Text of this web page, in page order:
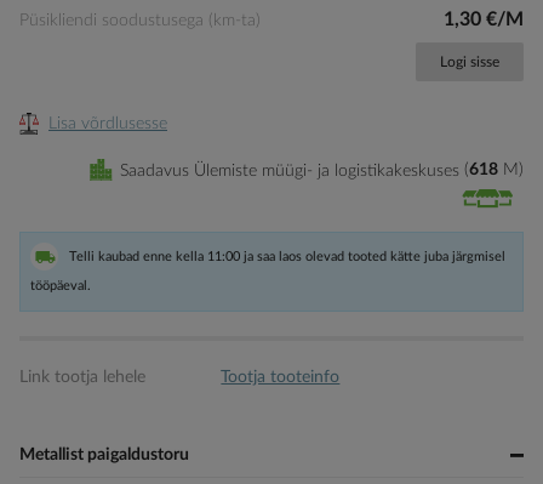
gallery
Püsikliendi soodustusega (km-ta) 1,30 €/M
Logi sisse
Lisa võrdlusesse
Saadavus Ülemiste müügi- ja logistikakeskuses 618 M
Telli kaubad enne kella 11:00 ja saa laos olevad tooted kätte juba järgmisel
tööpäeval.
Link tootja lehele Tootja tooteinfo
Metallist paigaldustoru